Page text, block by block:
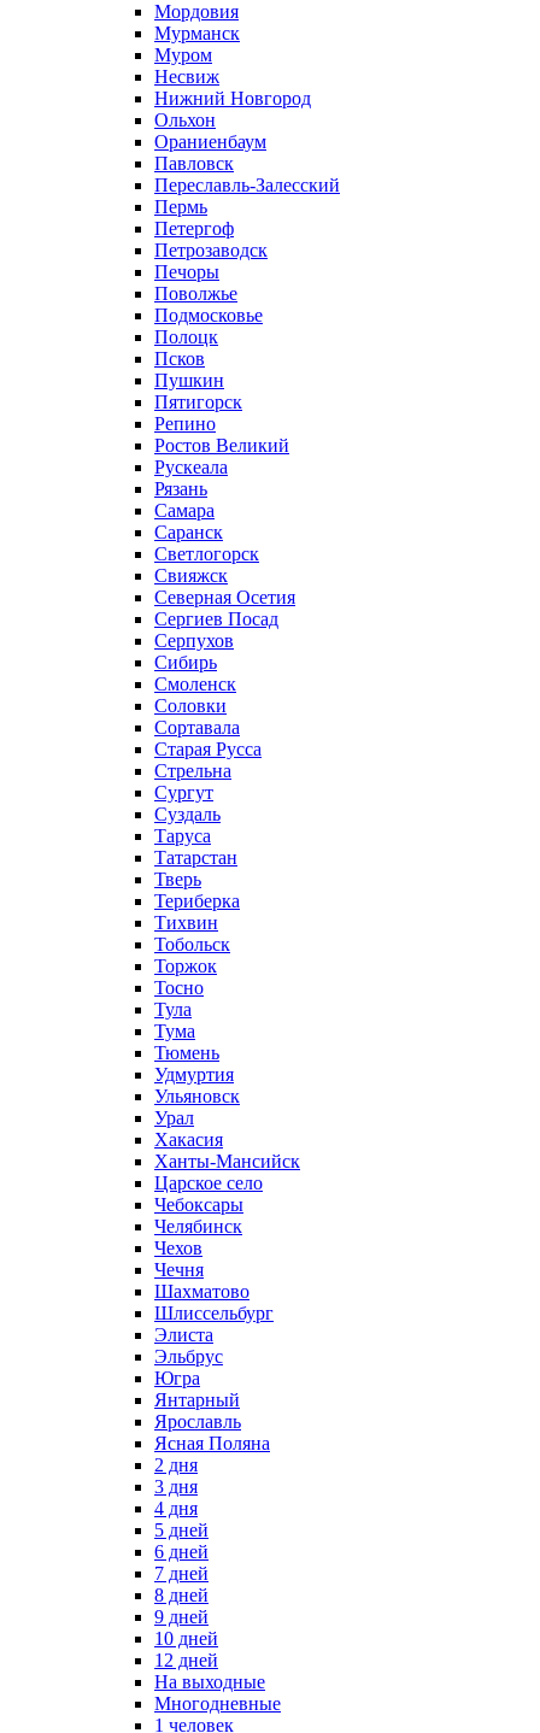
Мордовия
Мурманск
Муром
Несвиж
Нижний Новгород
Ольхон
Ораниенбаум
Павловск
Переславль-Залесский
Пермь
Петергоф
Петрозаводск
Печоры
Поволжье
Подмосковье
Полоцк
Псков
Пушкин
Пятигорск
Репино
Ростов Великий
Рускеала
Рязань
Самара
Саранск
Светлогорск
Свияжск
Северная Осетия
Сергиев Посад
Серпухов
Сибирь
Смоленск
Соловки
Сортавала
Старая Русса
Стрельна
Сургут
Суздаль
Таруса
Татарстан
Тверь
Териберка
Тихвин
Тобольск
Торжок
Тосно
Тула
Тума
Тюмень
Удмуртия
Ульяновск
Урал
Хакасия
Ханты-Мансийск
Царское село
Чебоксары
Челябинск
Чехов
Чечня
Шахматово
Шлиссельбург
Элиста
Эльбрус
Югра
Янтарный
Ярославль
Ясная Поляна
2 дня
3 дня
4 дня
5 дней
6 дней
7 дней
8 дней
9 дней
10 дней
12 дней
На выходные
Многодневные
1 человек